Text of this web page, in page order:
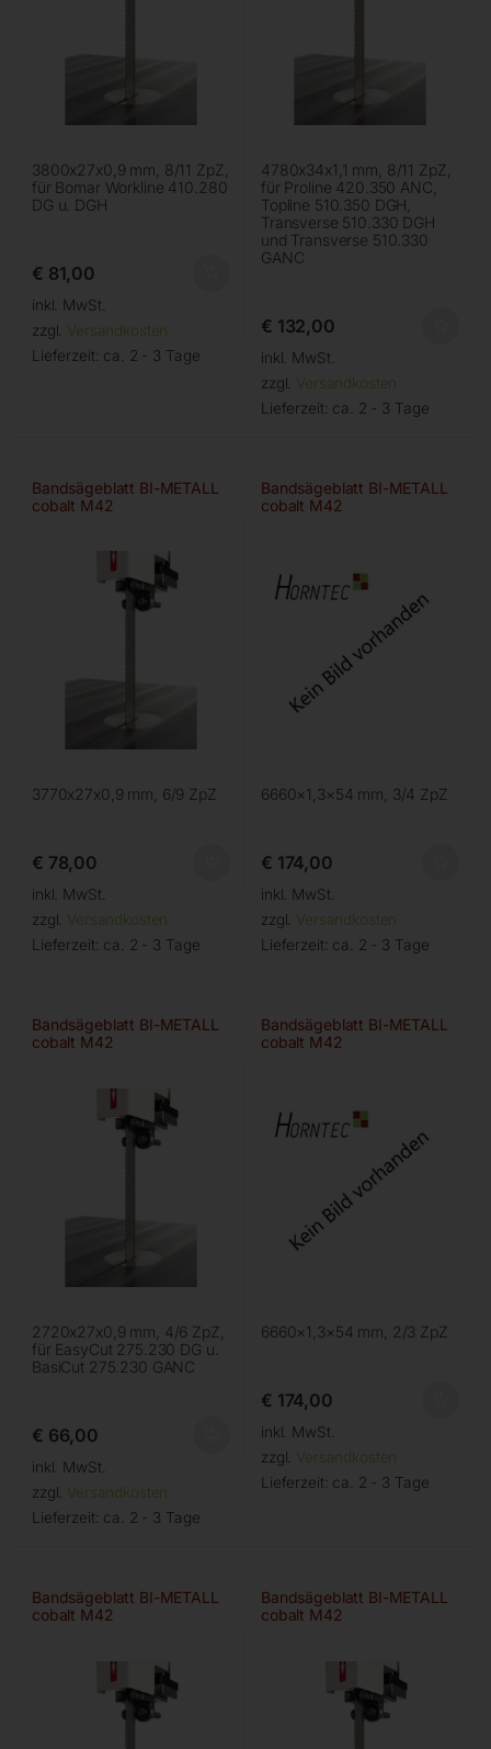
3800x27x0,9 mm, 8/11 ZpZ,
für Bomar Workline 410.280
DG u. DGH
€ 81,00
inkl. MwSt.
zzgl. Versandkosten
Lieferzeit: ca. 2 - 3 Tage
4780x34x1,1 mm, 8/11 ZpZ,
für Proline 420.350 ANC,
Topline 510.350 DGH,
Transverse 510.330 DGH
und Transverse 510.330
GANC
€ 132,00
inkl. MwSt.
zzgl. Versandkosten
Lieferzeit: ca. 2 - 3 Tage
Bandsägeblatt BI-METALL
cobalt M42
3770x27x0,9 mm, 6/9 ZpZ
€ 78,00
inkl. MwSt.
zzgl. Versandkosten
Lieferzeit: ca. 2 - 3 Tage
Bandsägeblatt BI-METALL
cobalt M42
6660×1,3×54 mm, 3/4 ZpZ
€ 174,00
inkl. MwSt.
zzgl. Versandkosten
Lieferzeit: ca. 2 - 3 Tage
Bandsägeblatt BI-METALL
cobalt M42
2720x27x0,9 mm, 4/6 ZpZ,
für EasyCut 275.230 DG u.
BasiCut 275.230 GANC
€ 66,00
inkl. MwSt.
zzgl. Versandkosten
Lieferzeit: ca. 2 - 3 Tage
Bandsägeblatt BI-METALL
cobalt M42
6660×1,3×54 mm, 2/3 ZpZ
€ 174,00
inkl. MwSt.
zzgl. Versandkosten
Lieferzeit: ca. 2 - 3 Tage
Bandsägeblatt BI-METALL
cobalt M42
Bandsägeblatt BI-METALL
cobalt M42